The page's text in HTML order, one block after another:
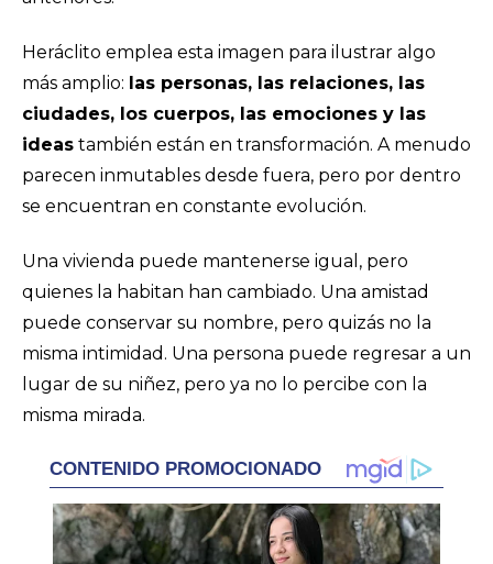
Heráclito emplea esta imagen para ilustrar algo
más amplio: las personas, las relaciones, las
ciudades, los cuerpos, las emociones y las
ideas también están en transformación. A menudo
parecen inmutables desde fuera, pero por dentro
se encuentran en constante evolución.
Una vivienda puede mantenerse igual, pero
quienes la habitan han cambiado. Una amistad
puede conservar su nombre, pero quizás no la
misma intimidad. Una persona puede regresar a un
lugar de su niñez, pero ya no lo percibe con la
misma mirada.